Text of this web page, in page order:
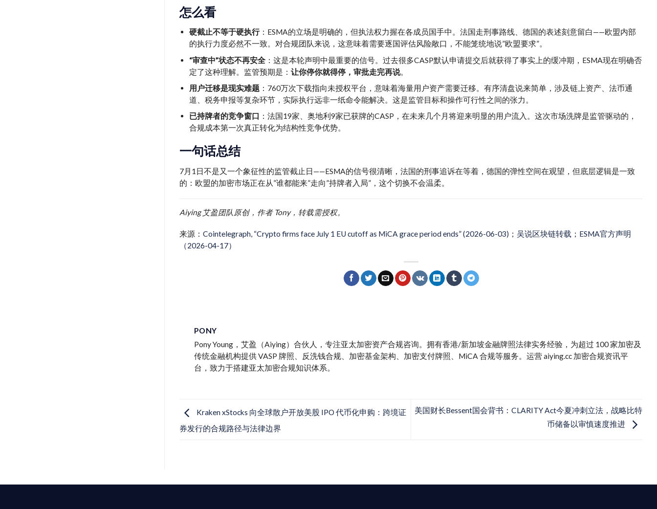
怎么看
硬截止不等于硬执行：ESMA的立场是明确的，但执法权力握在各成员国手中。法国走刑事路线、德国的表述刻意留白——欧盟内部
的执行力度必然不一致。对合规团队来说，这意味着需要逐国评估风险敞口，不能笼统地说”欧盟要求”。
“审查中”状态不再安全 ：这是本轮声明中最重要的信号。过去很多CASP默认申请提交后就获得了事实上的缓冲期，ESMA现在明确否
定了这种理解。监管预期是：让你停你就得停，审批走完再说。
用户迁移是现实难题 ：760万次下载指向未授权平台，意味着海量用户资产需要迁移。有序清盘说来简单，涉及链上资产、法币通
道、税务申报等复杂环节，实际执行远非一纸命令能解决。这是监管目标和操作可行性之间的张力。
已持牌者的竞争窗口 ：法国19家、奥地利9家已获牌的CASP，在未来几个月将迎来明显的用户流入。这次市场洗牌是监管驱动的，
合规成本第一次真正转化为结构性竞争优势。
一句话总结
7月1日不是又一个象征性的监管截止日——ESMA的信号很清晰，法国的刑事追诉在等着，德国的弹性空间在观望，但底层逻辑是一致
的：欧盟的加密市场正在从”谁都能来”走向”持牌者入局”，这个切换不会温柔。
Aiying 艾盈团队原创，作者 Tony，转载需授权。
来源： Cointelegraph, “Crypto firms face July 1 EU cutoff as MiCA grace period ends” (2026-06-03) ； 吴说区块链转载 ； ESMA官方声明
（2026-04-17）
PONY
Pony Young，艾盈（Aiying）合伙人，专注亚太加密资产合规咨询。拥有香港/新加坡金融牌照法律实务经验，为超过 100 家加密及
传统金融机构提供 VASP 牌照、反洗钱合规、加密基金架构、加密支付牌照、MiCA 合规等服务。运营 aiying.cc 加密合规资讯平
台，致力于搭建亚太加密合规知识体系。
Kraken xStocks 向全球散户开放美股 IPO 代币化申购：跨境证
券发行的合规路径与法律边界
美国财长Bessent国会背书：CLARITY Act今夏冲刺立法，战略比特
币储备以审慎速度推进